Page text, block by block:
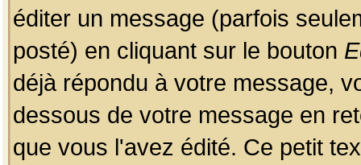
éditer un message (parfois
posté) en cliquant sur le bouton
déjà répondu à votre message,
dessous de votre message en
que vous l'avez édité. Ce petit